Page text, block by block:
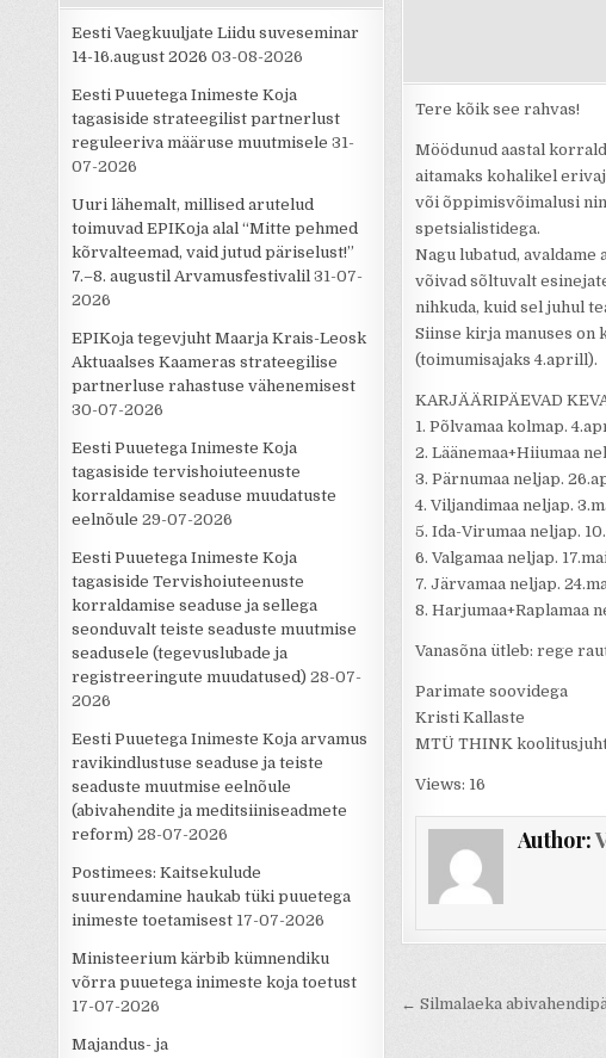
Tere kõik see rahvas!
Möödunud aastal
aitamaks kohalikel
või õppimisvõimalusi
spetsialistidega.
Nagu lubatud,
võivad sõltuvalt
nihkuda, kuid sel juhul
Siinse kirja manuses on
(toimumisajaks 4.aprill).
KARJÄÄRIPÄEVAD
1. Põlvamaa kolmap.
2. Läänemaa+Hiiumaa
3. Pärnumaa neljap.
4. Viljandimaa neljap.
5. Ida-Virumaa neljap.
6. Valgamaa neljap.
7. Järvamaa neljap.
8. Harjumaa+Raplamaa
Vanasõna ütleb: rege
Parimate soovidega
Kristi Kallaste
MTÜ THINK
Views: 16
Author:
← Silmalaeka
Eesti Vaegkuuljate Liidu suveseminar
14-16.august 2026 03-08-2026
Eesti Puuetega Inimeste Koja
tagasiside strateegilist partnerlust
reguleeriva määruse muutmisele 31-
07-2026
Uuri lähemalt, millised arutelud
toimuvad EPIKoja alal “Mitte pehmed
kõrvalteemad, vaid jutud päriselust!”
7.–8. augustil Arvamusfestivalil 31-07-
2026
EPIKoja tegevjuht Maarja Krais-Leosk
Aktuaalses Kaameras strateegilise
partnerluse rahastuse vähenemisest
30-07-2026
Eesti Puuetega Inimeste Koja
tagasiside tervishoiuteenuste
korraldamise seaduse muudatuste
eelnõule 29-07-2026
Eesti Puuetega Inimeste Koja
tagasiside Tervishoiuteenuste
korraldamise seaduse ja sellega
seonduvalt teiste seaduste muutmise
seadusele (tegevuslubade ja
registreeringute muudatused) 28-07-
2026
Eesti Puuetega Inimeste Koja arvamus
ravikindlustuse seaduse ja teiste
seaduste muutmise eelnõule
(abivahendite ja meditsiiniseadmete
reform) 28-07-2026
Postimees: Kaitsekulude
suurendamine haukab tüki puuetega
inimeste toetamisest 17-07-2026
Ministeerium kärbib kümnendiku
võrra puuetega inimeste koja toetust
17-07-2026
Majandus- ja